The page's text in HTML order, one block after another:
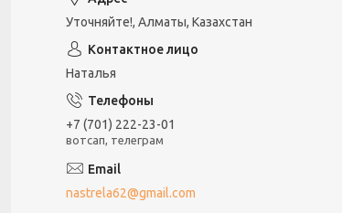
Уточняйте!, Алматы, Казахстан
Наталья
+7 (701) 222-23-01
вотсап, телеграм
nastrela62@gmail.com